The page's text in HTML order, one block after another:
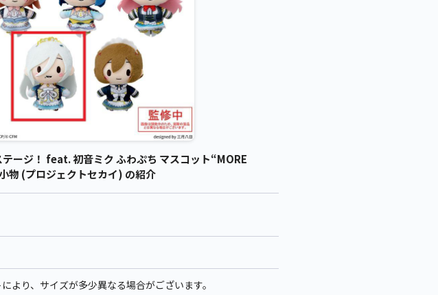
ージ！ feat. 初音ミク ふわぷち マスコット“MORE
物 (プロジェクトセカイ) の紹介
り、サイズが多少異なる場合がございます。